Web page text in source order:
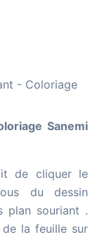
- Coloriage
Sanemi
de cliquer le
du dessin
plan souriant .
la feuille sur